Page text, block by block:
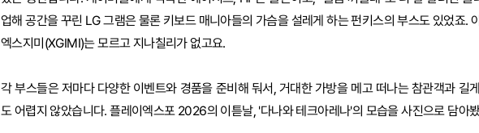
업해 공간을 꾸린 LG 그램은 물론 키보드 매니아들의 가슴을 설레게 하는 펀키스의 부스도 있었죠.
엑스지미(XGIMI)는 모르고 지나칠리가 없고요.
각 부스들은 저마다 다양한 이벤트와 경품을 준비해 둬서, 거대한 가방을 메고 떠나는 참관객과 길
도 어렵지 않았습니다. 플레이엑스포 2026의 이튿날, '다나와 테크아레나'의 모습을 사진으로 담아